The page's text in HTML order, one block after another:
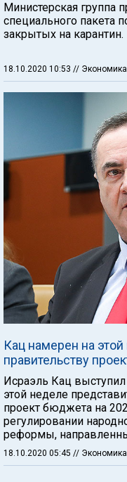
Министерская группа
специального пакета
закрытых на карантин.
18.10.2020 10:53 // Экономика
Кац намерен на
правительству
Исраэль Кац
этой неделе
проект бюджета на
регулировании
реформы,
18.10.2020 05:45 // Экономика